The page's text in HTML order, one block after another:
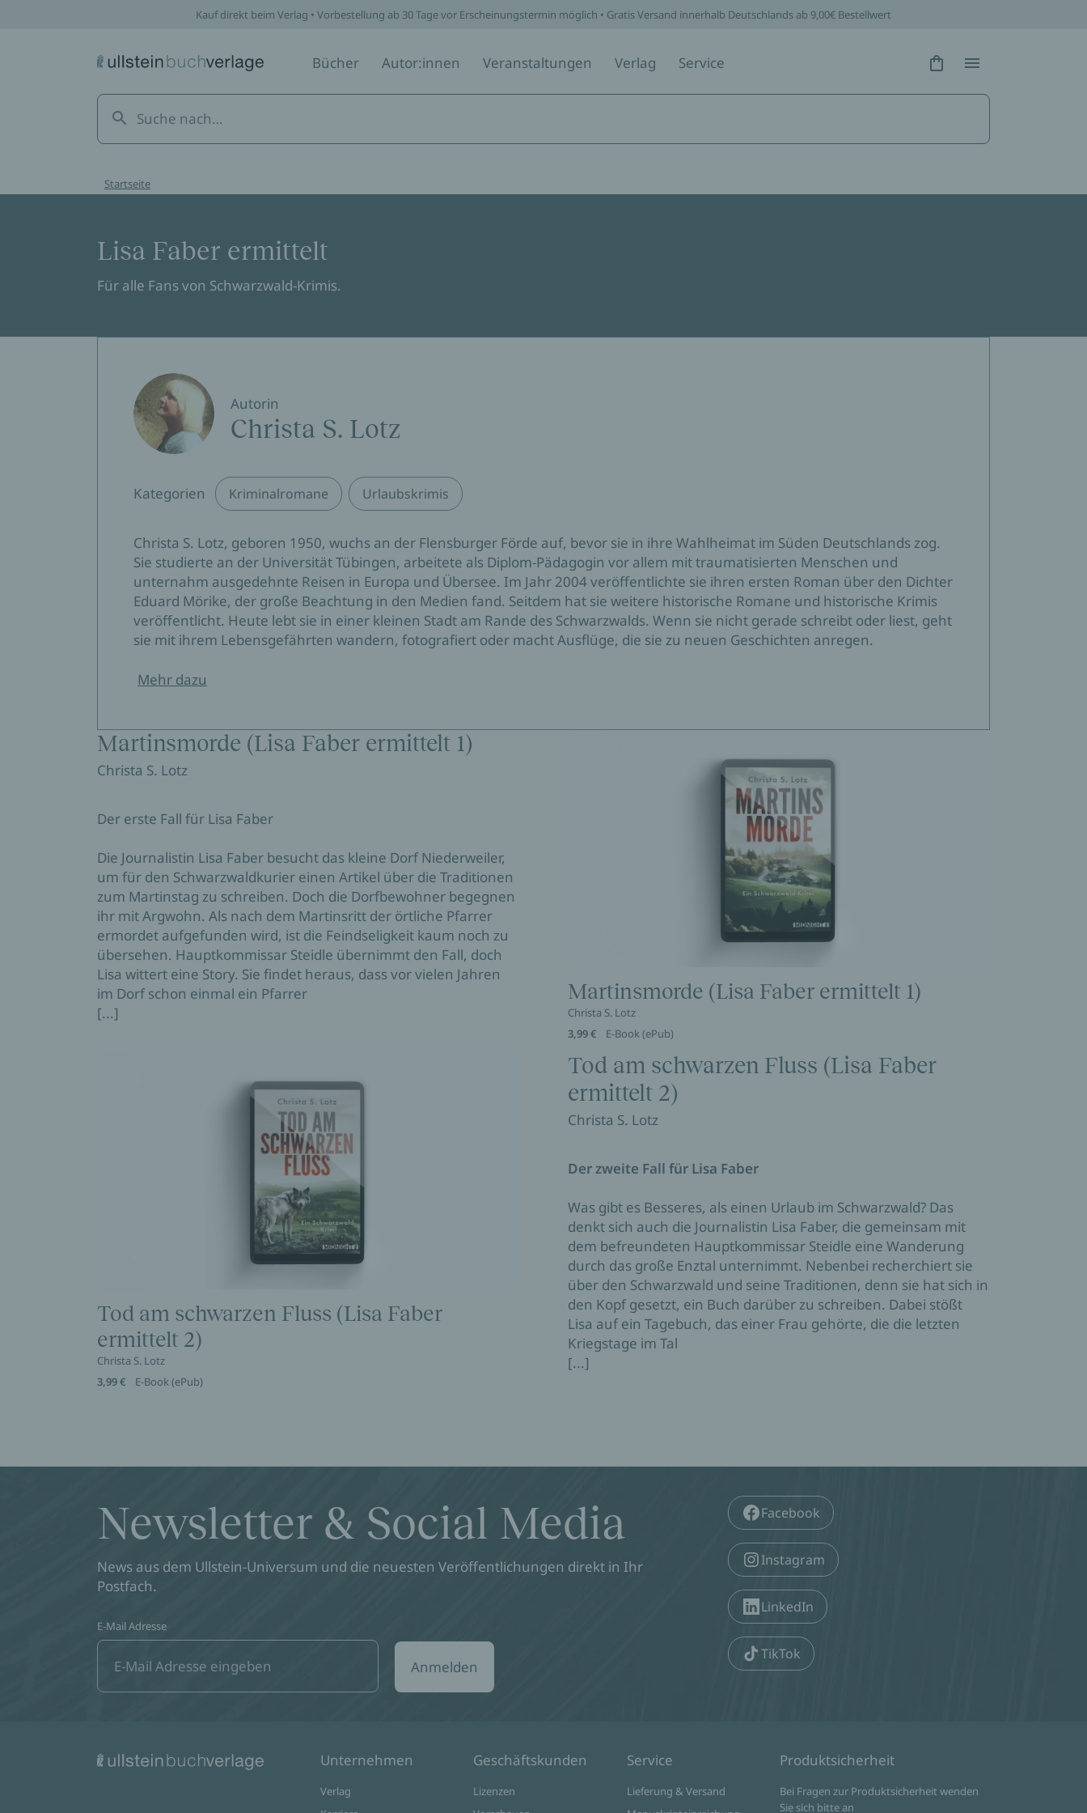
Kauf direkt beim Verlag • Vorbestellung ab 30 Tage vor Erscheinungstermin möglich • Gratis Versand innerhalb Deutschlands ab 9,00€ Bestellwert
Bücher Autor:innen Veranstaltungen Verlag Service Hidden Text
Hidden Text
Startseite
Lisa Faber ermittelt
Für alle Fans von Schwarzwald-Krimis.
Autorin
Christa S. Lotz
Kategorien Kriminalromane Urlaubskrimis
Christa S. Lotz, geboren 1950, wuchs an der Flensburger Förde auf, bevor sie in ihre Wahlheimat im Süden Deutschlands zog.
Sie studierte an der Universität Tübingen, arbeitete als Diplom-Pädagogin vor allem mit traumatisierten Menschen und
unternahm ausgedehnte Reisen in Europa und Übersee. Im Jahr 2004 veröffentlichte sie ihren ersten Roman über den Dichter
Eduard Mörike, der große Beachtung in den Medien fand. Seitdem hat sie weitere historische Romane und historische Krimis
veröffentlicht. Heute lebt sie in einer kleinen Stadt am Rande des Schwarzwalds. Wenn sie nicht gerade schreibt oder liest, geht
sie mit ihrem Lebensgefährten wandern, fotografiert oder macht Ausflüge, die sie zu neuen Geschichten anregen.
Mehr dazu
Martinsmorde (Lisa Faber ermittelt 1)
Christa S. Lotz
Der erste Fall für Lisa Faber
Die Journalistin Lisa Faber besucht das kleine Dorf Niederweiler,
um für den Schwarzwaldkurier einen Artikel über die Traditionen
zum Martinstag zu schreiben. Doch die Dorfbewohner begegnen
ihr mit Argwohn. Als nach dem Martinsritt der örtliche Pfarrer
ermordet aufgefunden wird, ist die Feindseligkeit kaum noch zu
übersehen. Hauptkommissar Steidle übernimmt den Fall, doch
Lisa wittert eine Story. Sie findet heraus, dass vor vielen Jahren
im Dorf schon einmal ein Pfarrer
[...]
Martinsmorde (Lisa Faber ermittelt 1)
Christa S. Lotz
3,99 €
E-Book (ePub)
Tod am schwarzen Fluss (Lisa Faber
ermittelt 2)
Christa S. Lotz
3,99 €
E-Book (ePub)
Tod am schwarzen Fluss (Lisa Faber
ermittelt 2)
Christa S. Lotz
Der zweite Fall für Lisa Faber
Was gibt es Besseres, als einen Urlaub im Schwarzwald? Das
denkt sich auch die Journalistin Lisa Faber, die gemeinsam mit
dem befreundeten Hauptkommissar Steidle eine Wanderung
durch das große Enztal unternimmt. Nebenbei recherchiert sie
über den Schwarzwald und seine Traditionen, denn sie hat sich in
den Kopf gesetzt, ein Buch darüber zu schreiben. Dabei stößt
Lisa auf ein Tagebuch, das einer Frau gehörte, die die letzten
Kriegstage im Tal
[...]
Newsletter & Social Media
News aus dem Ullstein-Universum und die neuesten Veröffentlichungen direkt in Ihr
Postfach.
E-Mail Adresse
Anmelden
Facebook
Instagram
LinkedIn
TikTok
Unternehmen
Verlag
Geschäftskunden
Lizenzen
Service
Lieferung & Versand
Produktsicherheit
Bei Fragen zur Produktsicherheit wenden
Sie sich bitte an